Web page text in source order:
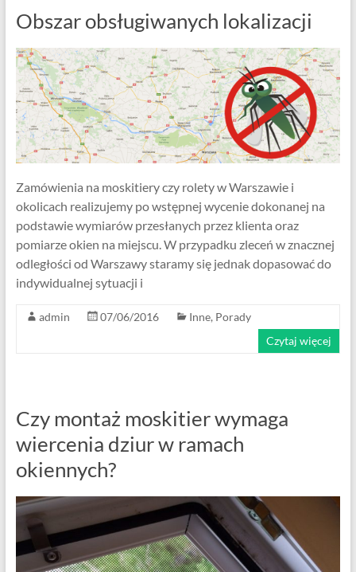
Obszar obsługiwanych lokalizacji
Zamówienia na moskitiery czy rolety w Warszawie i
okolicach realizujemy po wstępnej wycenie dokonanej na
podstawie wymiarów przesłanych przez klienta oraz
pomiarze okien na miejscu. W przypadku zleceń w znacznej
odległości od Warszawy staramy się jednak dopasować do
indywidualnej sytuacji i
admin 07/06/2016 Inne, Porady
Czytaj więcej
Czy montaż moskitier wymaga
wiercenia dziur w ramach
okiennych?